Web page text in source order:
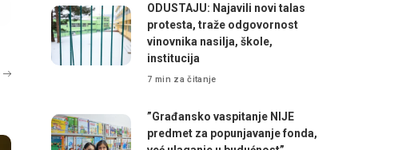
ODUSTAJU: Najavili novi talas
protesta, traže odgovornost
vinovnika nasilja, škole,
institucija
7 min za čitanje
”Građansko vaspitanje NIJE
predmet za popunjavanje fonda,